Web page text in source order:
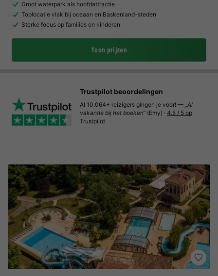
Groot waterpark als hoofdattractie
Toplocatie vlak bij oceaan en Baskenland-steden
Sterke focus op families en kinderen
Toon prijzen
Trustpilot beoordelingen
Al 10.064+ reizigers gingen je voor! — „Al
vakantie bij het boeken“ (Emy) · 4.5 / 5 op
Trustpilot